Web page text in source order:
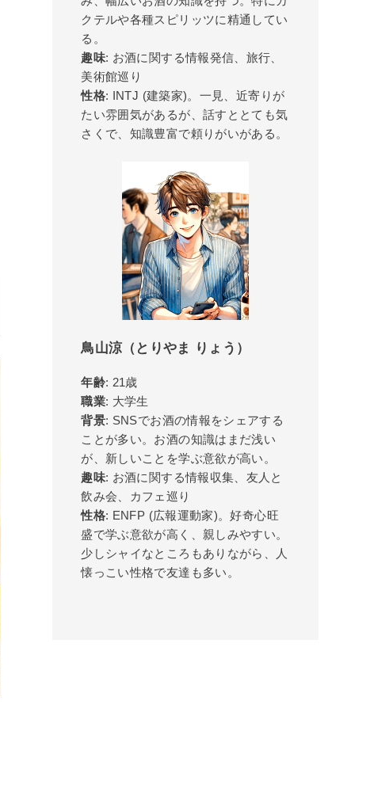
クテルや各種スピリッツに精通してい
る。
趣味: お酒に関する情報発信、旅行、
美術館巡り
性格: INTJ (建築家)。一見、近寄りが
たい雰囲気があるが、話すととても気
さくで、知識豊富で頼りがいがある。
鳥山涼（とりやま りょう）
年齢: 21歳
職業: 大学生
背景: SNSでお酒の情報をシェアする
ことが多い。お酒の知識はまだ浅い
が、新しいことを学ぶ意欲が高い。
趣味: お酒に関する情報収集、友人と
飲み会、カフェ巡り
性格: ENFP (広報運動家)。好奇心旺
盛で学ぶ意欲が高く、親しみやすい。
少しシャイなところもありながら、人
懐っこい性格で友達も多い。